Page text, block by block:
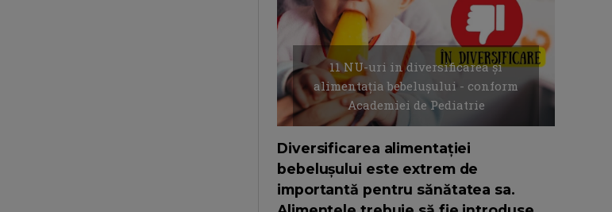
11 NU-uri in diversificarea și
alimentația bebelușului - conform
Academiei de Pediatrie
Diversificarea alimentației
bebelușului este extrem de
importantă pentru sănătatea sa.